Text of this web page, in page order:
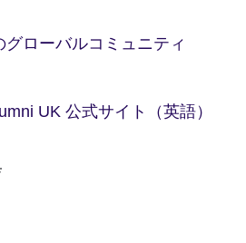
ローバルコミュニティ
UK 公式サイト（英語）